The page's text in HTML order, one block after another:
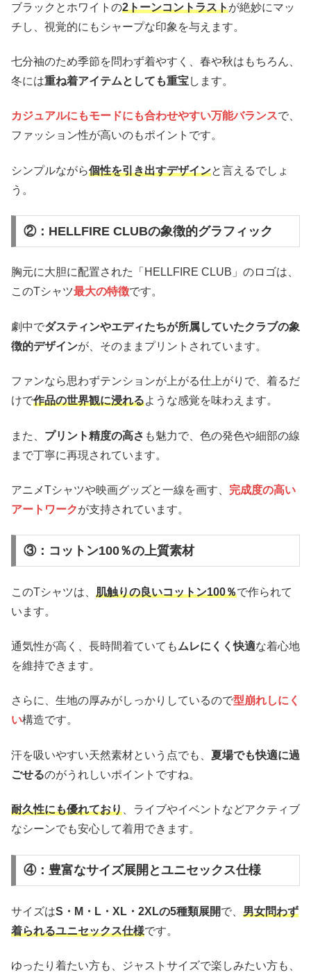
ブラックとホワイトの2トーンコントラストが絶妙にマッ
チし、視覚的にもシャープな印象を与えます。
七分袖のため季節を問わず着やすく、春や秋はもちろん、
冬には重ね着アイテムとしても重宝します。
カジュアルにもモードにも合わせやすい万能バランスで、
ファッション性が高いのもポイントです。
シンプルながら個性を引き出すデザインと言えるでしょ
う。
②：HELLFIRE CLUBの象徴的グラフィック
胸元に大胆に配置された「HELLFIRE CLUB」のロゴは、
このTシャツ最大の特徴です。
劇中でダスティンやエディたちが所属していたクラブの象
徴的デザインが、そのままプリントされています。
ファンなら思わずテンションが上がる仕上がりで、着るだ
けで作品の世界観に浸れるような感覚を味わえます。
また、 プリント精度の高さ も魅力で、色の発色や細部の線
まで丁寧に再現されています。
アニメTシャツや映画グッズと一線を画す、 完成度の高い
アートワークが支持されています。
③：コットン100％の上質素材
このTシャツは、 肌触りの良いコットン100％で作られて
います。
通気性が高く、長時間着ていてもムレにくく快適な着心地
を維持できます。
さらに、生地の厚みがしっかりしているので型崩れしにく
い構造です。
汗を吸いやすい天然素材という点でも、 夏場でも快適に過
ごせるのがうれしいポイントですね。
耐久性にも優れており 、ライブやイベントなどアクティブ
なシーンでも安心して着用できます。
④：豊富なサイズ展開とユニセックス仕様
サイズはS・M・L・XL・2XLの5種類展開で、 男女問わず
着られるユニセックス仕様です。
ゆったり着たい方も、ジャストサイズで楽しみたい方も、